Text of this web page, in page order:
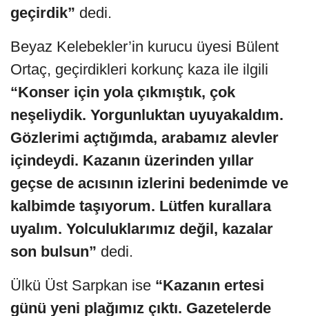
geçirdik” dedi.
Beyaz Kelebekler’in kurucu üyesi Bülent
Ortaç, geçirdikleri korkunç kaza ile ilgili
“Konser için yola çıkmıştık, çok
neşeliydik. Yorgunluktan uyuyakaldım.
Gözlerimi açtığımda, arabamız alevler
içindeydi. Kazanın üzerinden yıllar
geçse de acısının izlerini bedenimde ve
kalbimde taşıyorum. Lütfen kurallara
uyalım. Yolculuklarımız değil, kazalar
son bulsun” dedi.
Ülkü Üst Sarpkan ise “Kazanın ertesi
günü yeni plağımız çıktı. Gazetelerde